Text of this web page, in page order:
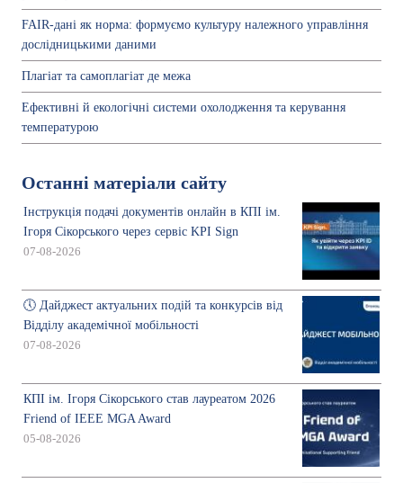
FAIR-дані як норма: формуємо культуру належного управління
дослідницькими даними
Плагіат та самоплагіат де межа
Ефективні й екологічні системи охолодження та керування
температурою
Останні матеріали сайту
Інструкція подачі документів онлайн в КПІ ім.
Ігоря Сікорського через сервіс KPI Sign
07-08-2026
🕔 Дайджест актуальних подій та конкурсів від
Відділу академічної мобільності
07-08-2026
КПІ ім. Ігоря Сікорського став лауреатом 2026
Friend of IEEE MGA Award
05-08-2026